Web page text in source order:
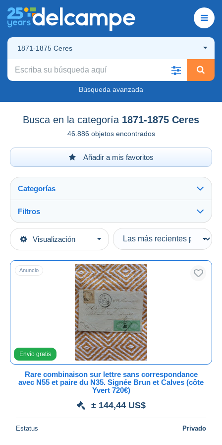
1871-1875 Ceres
Búsqueda avanzada
Busca en la categoría 1871-1875 Ceres
46.886 objetos encontrados
Añadir a mis favoritos
Visualización
Categorías
Categorías principales
Europa
1871-1875 Ceres
Filtros
Tipo de venta
Activas
Precios fijos
Subasta con ofertas
Subastas sin pujas
Casa de subastas
Todas las duraciones
Cerrando dentro
De US$
Anuncio
Envío gratis
Rare combinaison sur lettre sans correspondance
avec N55 et paire du N35. Signée Brun et Calves (côte
Yvert 720€)
± 144,44 US$
Estatus Privado